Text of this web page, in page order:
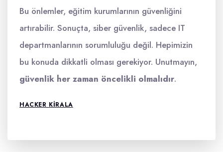
Bu önlemler, eğitim kurumlarının güvenliğini
artırabilir. Sonuçta, siber güvenlik, sadece IT
departmanlarının sorumluluğu değil. Hepimizin
bu konuda dikkatli olması gerekiyor. Unutmayın,
güvenlik her zaman öncelikli olmalıdır.
HACKER KIRALA